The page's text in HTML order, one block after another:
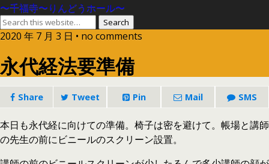
〜千福寺〜りんどうホール〜
2020 年 7 月 3 日 • no comments
永代経法要準備
Share Tweet Pin Mail SMS
本日も永代経に向けての準備。椅子は密を避けて。帳場と講師
の先生の前にビニールのスクリーン設置。